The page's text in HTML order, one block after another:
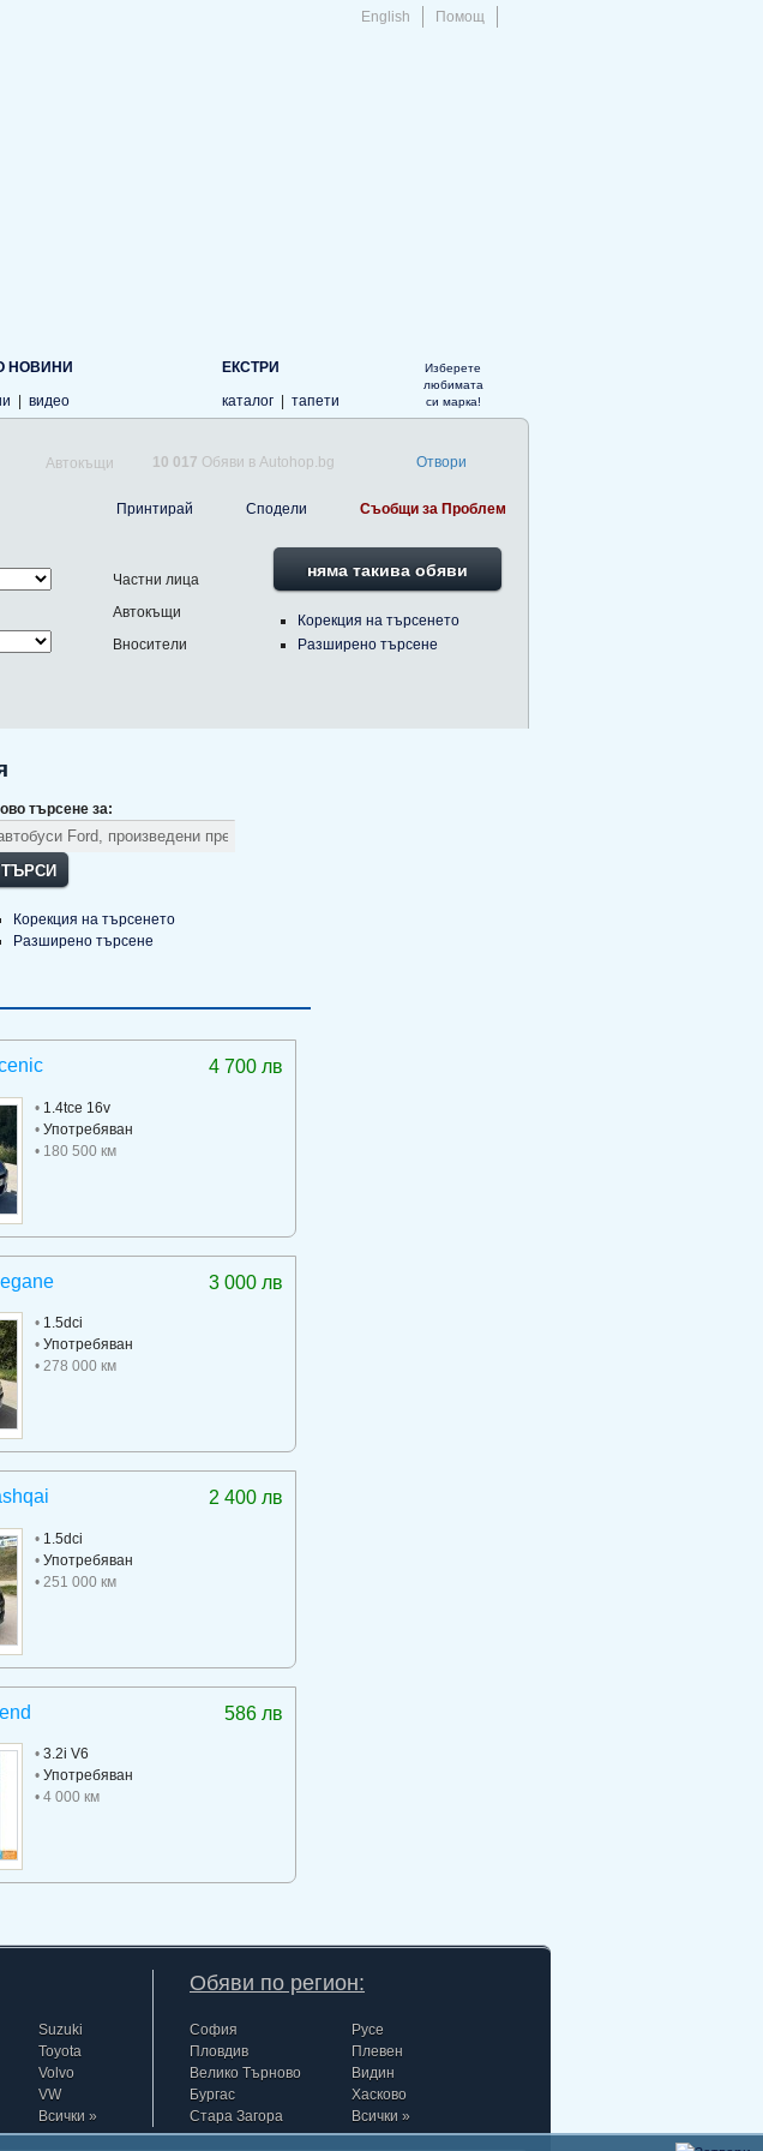
English Помощ
НОВИНИ
видео
ЕКСТРИ
каталог
тапети
Изберете
любимата
си марка!
Автокъщи 10 017 Обяви в Autohop.bg Отвори
Принтирай Сподели Съобщи за Проблем
Частни лица
Автокъщи
Вносители
няма такива обяви
Корекция на търсенето
Разширено търсене
търсене за:
ТЪРСИ
Корекция на търсенето
Разширено търсене
4 700 лв
•1.4tce 16v
•Употребяван
• 180 500 км
3 000 лв
•1.5dci
•Употребяван
• 278 000 км
2 400 лв
•1.5dci
•Употребяван
• 251 000 км
586 лв
•3.2i V6
•Употребяван
• 4 000 км
Suzuki
Toyota
Volvo
VW
Всички »
Обяви по регион:
София
Пловдив
Велико Търново
Бургас
Стара Загора
Русе
Плевен
Видин
Хасково
Всички »